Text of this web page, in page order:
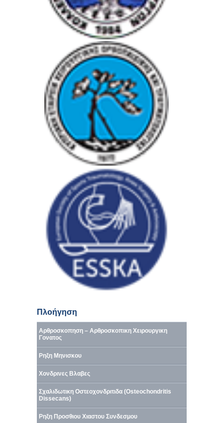
Πλοήγηση
Αρθροσκοπηση – Αρθροσκοπικη Χειρουργικη
Γονατος
Ρηξη Μηνισκου
Χονδρινες Βλαβες
Σχαλιδωτικη Οστεοχονδριτιδα (Osteochondritis
Dissecans)
Ρηξη Προσθιου Χιαστου Συνδεσμου